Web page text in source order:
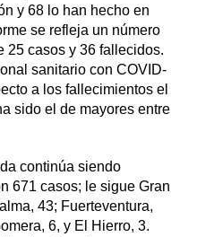
y 68 lo han hecho en
se refleja un número
25 casos y 36 fallecidos.
sanitario con COVID-
a los fallecimientos el
sido el de mayores entre
continúa siendo
671 casos; le sigue Gran
43; Fuerteventura,
6, y El Hierro, 3.